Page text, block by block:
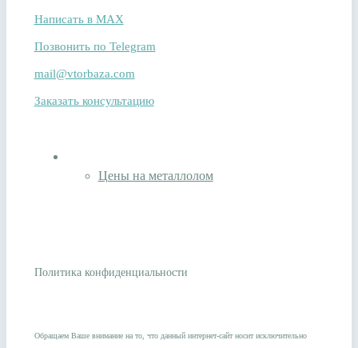
Написать в MAX
Позвонить по Telegram
mail@vtorbaza.com
Заказать консультацию
Цены на металлолом
Политика конфиденциальности
Обращаем Ваше внимание на то, что данный интернет-сайт носит исключительно